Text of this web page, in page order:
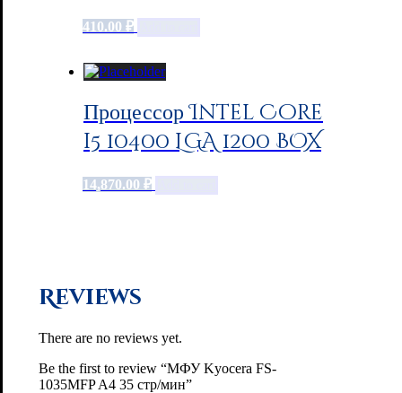
410.00 ₽
Процессор Intel Core
i5 10400 LGA 1200 BOX
14,870.00 ₽
Reviews
There are no reviews yet.
Be the first to review “МФУ Kyocera FS-
1035MFP A4 35 стр/мин”